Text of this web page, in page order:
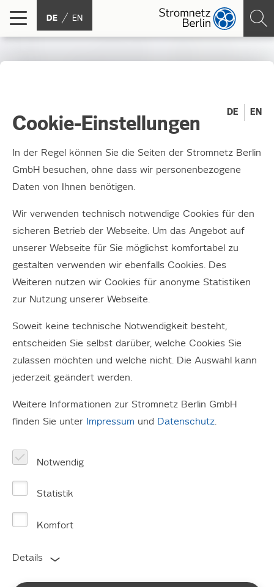
DE EN
Anschluss an die
Zukunft
Der Stadtverkehr verändert sich.
Elektromobilität ist die Fortbewegungsart der
nächsten Jahre und Jahrzehnte.
Cookie-Einstellungen
DE EN
In der Regel können Sie die Seiten der Stromnetz Berlin
GmbH besuchen, ohne dass wir personenbezogene
Daten von Ihnen benötigen.
Wir verwenden technisch notwendige Cookies für den
sicheren Betrieb der Webseite. Um das Angebot auf
unserer Webseite für Sie möglichst komfortabel zu
gestalten verwenden wir ebenfalls Cookies. Des
Weiteren nutzen wir Cookies für anonyme Statistiken
zur Nutzung unserer Webseite.
Soweit keine technische Notwendigkeit besteht,
entscheiden Sie selbst darüber, welche Cookies Sie
zulassen möchten und welche nicht. Die Auswahl kann
jederzeit geändert werden.
Weitere Informationen zur Stromnetz Berlin GmbH
finden Sie unter Impressum und Datenschutz.
Notwendig
Statistik
Komfort
Details